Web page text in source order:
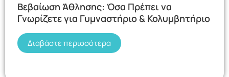
Βεβαίωση Άθλησης: Όσα Πρέπει να
Γνωρίζετε για Γυμναστήριο & Κολυμβητήριο
Διαβάστε περισσότερα